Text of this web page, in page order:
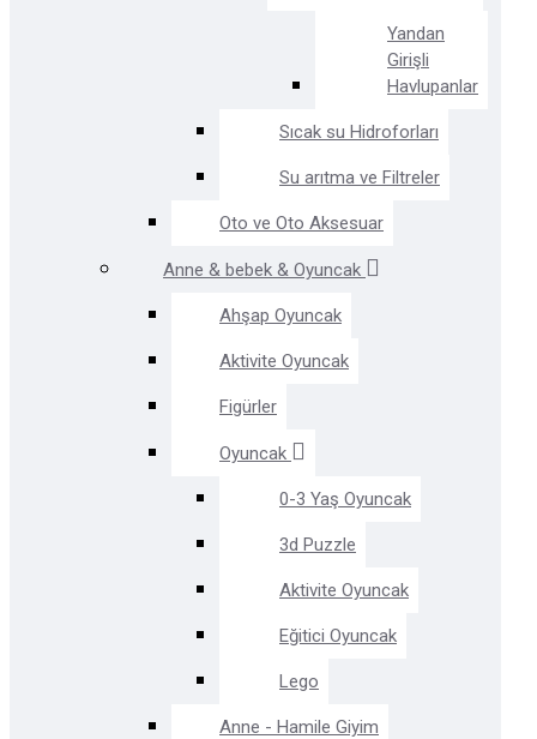
Yandan
Girişli
Havlupanlar
Sıcak su Hidroforları
Su arıtma ve Filtreler
Oto ve Oto Aksesuar
Anne & bebek & Oyuncak
Ahşap Oyuncak
Aktivite Oyuncak
Figürler
Oyuncak
0-3 Yaş Oyuncak
3d Puzzle
Aktivite Oyuncak
Eğitici Oyuncak
Lego
Anne - Hamile Giyim